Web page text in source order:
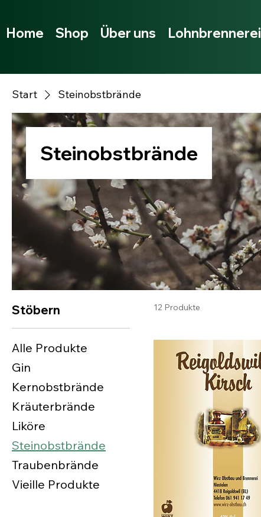
Home Shop Über uns Lohnbrennerei
Start Steinobstbrände
Steinobstbrände
Stöbern
Alle Produkte
Gin
Kernobstbrände
Kräuterbrände
Liköre
Steinobstbrände
Traubenbrände
Vieille Produkte
12 Produkte